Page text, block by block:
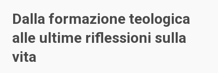
Dalla formazione teologica
alle ultime riflessioni sulla
vita